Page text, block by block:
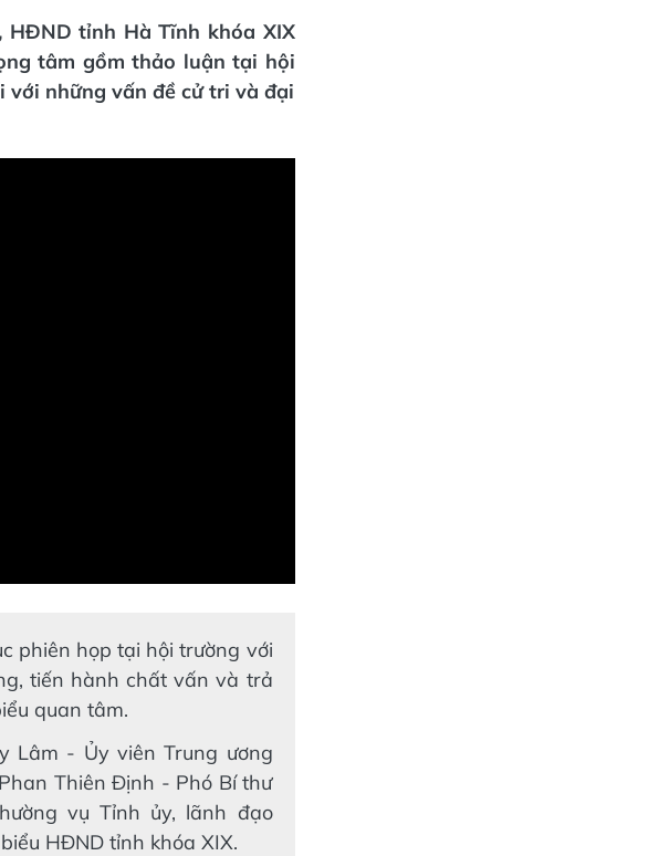
HĐND tỉnh Hà Tĩnh khóa XIX
tâm gồm thảo luận tại hội
những vấn đề cử tri và đại
phiên họp tại hội trường với
tiến hành chất vấn và trả
quan tâm.
Lâm - Ủy viên Trung ương
Thiên Định - Phó Bí thư
vụ Tỉnh ủy, lãnh đạo
HĐND tỉnh khóa XIX.